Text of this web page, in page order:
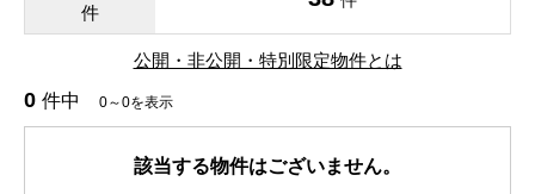
件
公開・非公開・特別限定物件とは
0 件中 0～0を表示
該当する物件はございません。